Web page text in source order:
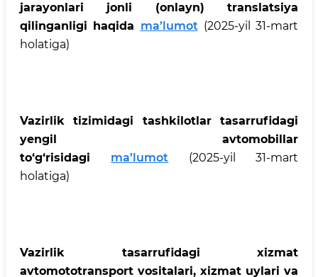
jarayonlari jonli (onlayn) translatsiya
qilinganligi haqida ma’lumot (2025-yil 31-mart
holatiga)
Vazirlik tizimidagi tashkilotlar tasarrufidagi
yengil avtomobillar
to‘g‘risidagi ma’lumot (2025-yil 31-mart
holatiga)
Vazirlik tasarrufidagi xizmat
avtomototransport vositalari, xizmat uylari va